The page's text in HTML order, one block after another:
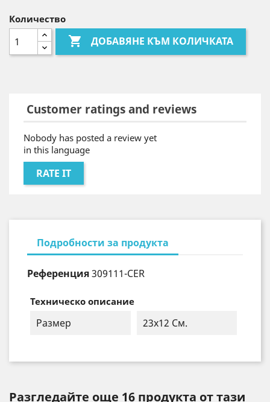
Количество
 ДОБАВЯНЕ КЪМ КОЛИЧКАТА
Customer ratings and reviews
Nobody has posted a review yet
in this language
RATE IT
Подробности за продукта
Референция309111-CER
Техническо описание
Размер 23x12 См.
Разгледайте още 16 продукта от тази